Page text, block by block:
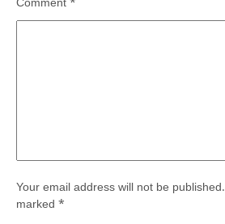
Your email address will not be published.
marked *
Comment *